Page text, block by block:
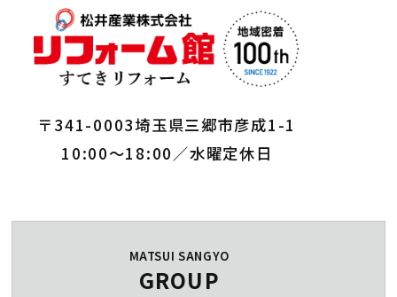
〒341-0003埼玉県三郷市彦成1-1
10:00～18:00／水曜定休日
MATSUI SANGYO
GROUP